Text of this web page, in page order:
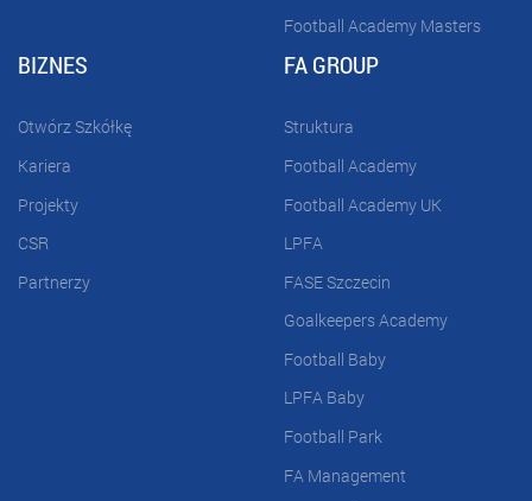
Football Academy Masters
BIZNES
Otwórz Szkółkę
Kariera
Projekty
CSR
Partnerzy
FA GROUP
Struktura
Football Academy
Football Academy UK
LPFA
FASE Szczecin
Goalkeepers Academy
Football Baby
LPFA Baby
Football Park
FA Management